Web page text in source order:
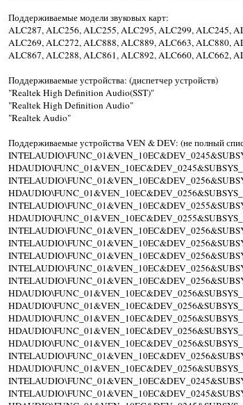
Поддерживаемые модели звуковых карт:
ALC287, ALC256, ALC255, ALC295, ALC299, ALC245,
ALC269, ALC272, ALC888, ALC889, ALC663, ALC880,
ALC867, ALC288, ALC861, ALC892, ALC660, ALC662,
Поддерживаемые устройства: (диспетчер устройств)
"Realtek High Definition Audio(SST)"
"Realtek High Definition Audio"
"Realtek Audio"
Поддерживаемые устройства VEN & DEV: (не полный